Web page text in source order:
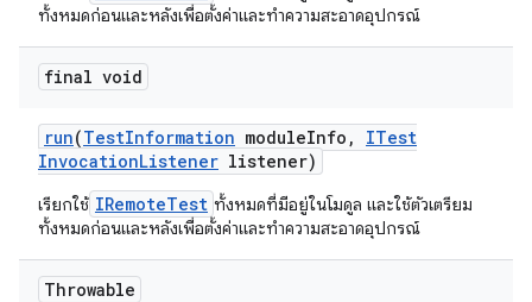
ทั้งหมดก่อนและหลังเพื่อตั้งค่าและทำความสะอาดอุปกรณ์
final void
run(TestInformation moduleInfo ,
ITest
InvocationListener listener)
เรียกใช้ IRemoteTest ทั้งหมดที่มีอยู่ในโมดูล และใช้ตัวเตรียม
ทั้งหมดก่อนและหลังเพื่อตั้งค่าและทำความสะอาดอุปกรณ์
Throwable